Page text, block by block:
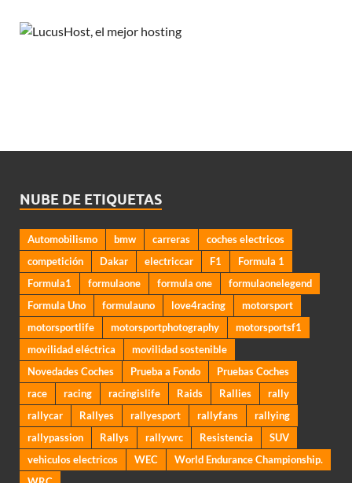
NUBE DE ETIQUETAS
Automobilismo bmw carreras
coches electricos
competición
Dakar electriccar F1
Formula 1
Formula1
formulaone formula one
formulaonelegend
Formula Uno
formulauno love4racing
motorsport
motorsportlife
motorsportphotography
motorsportsf1
movilidad eléctrica
movilidad sostenible
Novedades Coches
Prueba a Fondo
Pruebas Coches
race
racing racingislife Raids Rallies
rally
rallycar
Rallyes rallyesport rallyfans
rallying
rallypassion
Rallys rallywrc Resistencia
SUV
vehiculos electricos
WEC
World Endurance Championship.